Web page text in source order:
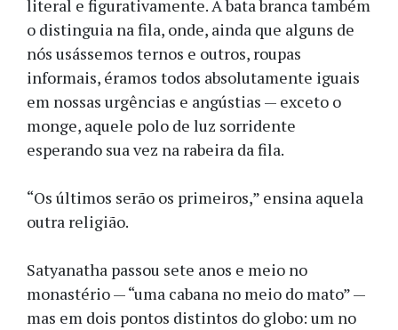
literal e figurativamente. A bata branca também
o distinguia na fila, onde, ainda que alguns de
nós usássemos ternos e outros, roupas
informais, éramos todos absolutamente iguais
em nossas urgências e angústias — exceto o
monge, aquele polo de luz sorridente
esperando sua vez na rabeira da fila.
“Os últimos serão os primeiros,” ensina aquela
outra religião.
Satyanatha passou sete anos e meio no
monastério — “uma cabana no meio do mato” —
mas em dois pontos distintos do globo: um no